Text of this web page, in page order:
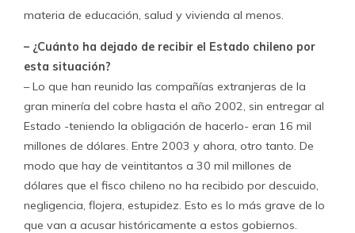
materia de educación, salud y vivienda al menos.
– ¿Cuánto ha dejado de recibir el Estado chileno por
esta situación?
– Lo que han reunido las compañías extranjeras de la
gran minería del cobre hasta el año 2002, sin entregar al
Estado -teniendo la obligación de hacerlo- eran 16 mil
millones de dólares. Entre 2003 y ahora, otro tanto. De
modo que hay de veintitantos a 30 mil millones de
dólares que el fisco chileno no ha recibido por descuido,
negligencia, flojera, estupidez. Esto es lo más grave de lo
que van a acusar históricamente a estos gobiernos.